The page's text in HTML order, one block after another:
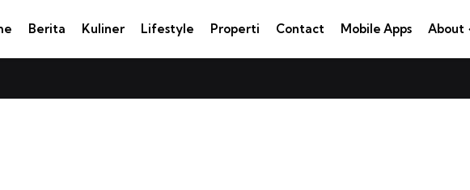
Berita Kuliner Lifestyle Properti Contact Mobile Apps About